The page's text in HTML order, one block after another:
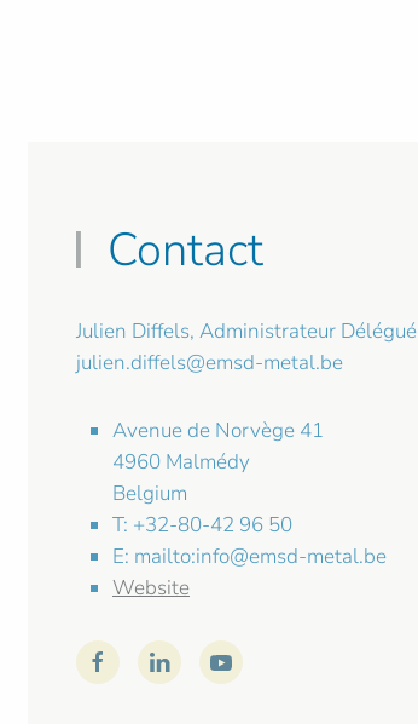
Contact
Julien Diffels, Administrateur Délégué
julien.diffels@emsd-metal.be
Avenue de Norvège 41
4960 Malmédy
Belgium
T: +32-80-42 96 50
E: mailto:info@emsd-metal.be
Website